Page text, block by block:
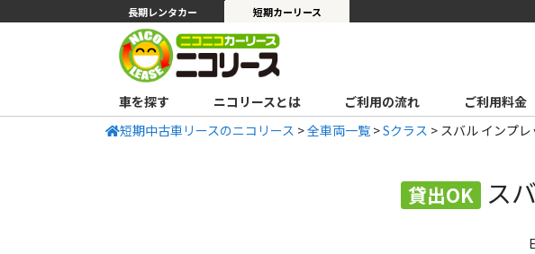
長期レンタカー 短期カーリース
車を探す ニコリースとは ご利用の流れ ご利用料金
短期中古車リースのニコリース >全車両一覧 >Sクラス > スバル インプ
貸出OK ス